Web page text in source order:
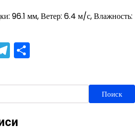
96.1 мм, Ветер: 6.4 м/с, Влажность:
Telegram
Поиск